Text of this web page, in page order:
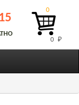
0 ₽
0